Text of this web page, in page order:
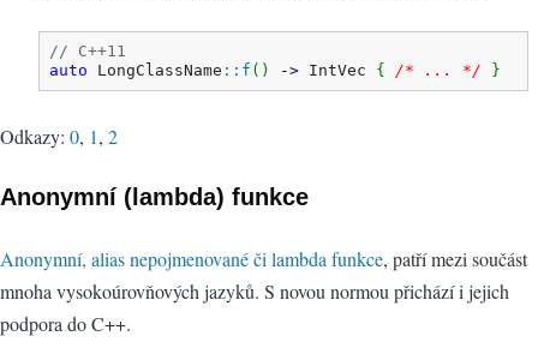
// C++11
auto LongClassName :: f ( ) -> IntVec { /* ... */ }
Odkazy: 0, 1, 2
Anonymní (lambda) funkce
Anonymní, alias nepojmenované či lambda funkce, patří mezi součást
mnoha vysokoúrovňových jazyků. S novou normou přichází i jejich
podpora do C++.